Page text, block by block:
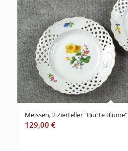
Meissen, 2 Zierteller “Bunte Blume”
129,00 €